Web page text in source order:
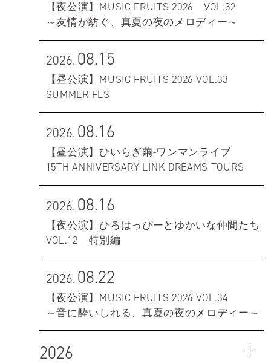
【夜公演】MUSIC FRUITS 2026 VOL.32
～友情が紡ぐ、真夏の夜のメロディー～
2026.08.15
【昼公演】MUSIC FRUITS 2026 VOL.33
SUMMER FES
2026.08.16
【昼公演】ひいらぎ繭-ワンマンライブ
15TH ANNIVERSARY LINK DREAMS TOURS
2026.08.16
【夜公演】ひろはっぴーとゆかいな仲間たち
VOL.12 特別編
2026.08.22
【夜公演】MUSIC FRUITS 2026 VOL.34
～音に酔いしれる、真夏の夜のメロディー～
2026